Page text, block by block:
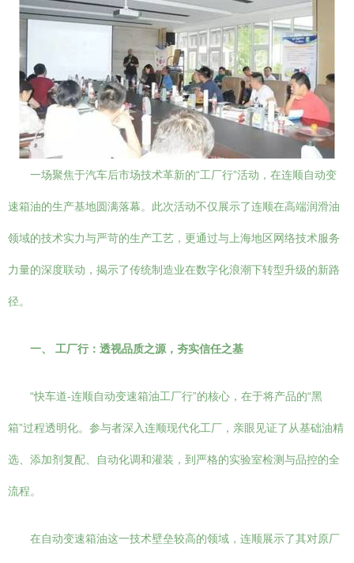
一场聚焦于汽车后市场技术革新的“工厂行”活动，在连顺自动变
速箱油的生产基地圆满落幕。此次活动不仅展示了连顺在高端润滑油
领域的技术实力与严苛的生产工艺，更通过与上海地区网络技术服务
力量的深度联动，揭示了传统制造业在数字化浪潮下转型升级的新路
径。
一、 工厂行：透视品质之源，夯实信任之基
“快车道-连顺自动变速箱油工厂行”的核心，在于将产品的“黑
箱”过程透明化。参与者深入连顺现代化工厂，亲眼见证了从基础油精
选、添加剂复配、自动化调和灌装，到严格的实验室检测与品控的全
流程。
在自动变速箱油这一技术壁垒较高的领域，连顺展示了其对原厂